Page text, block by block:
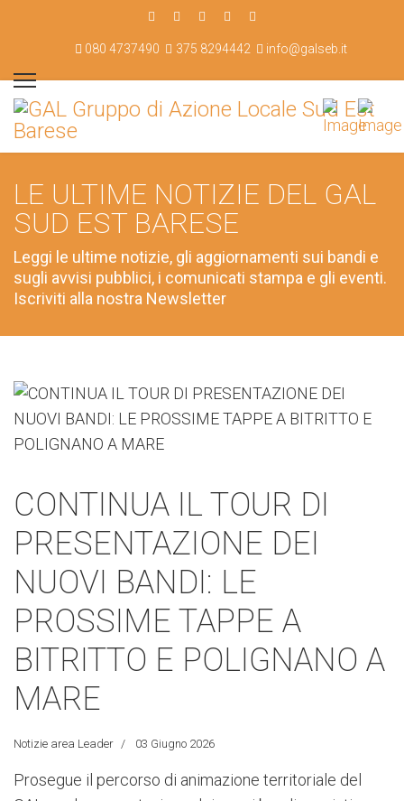
080 4737490 375 8294442 info@galseb.it
LE ULTIME NOTIZIE DEL GAL
SUD EST BARESE
Leggi le ultime notizie, gli aggiornamenti sui bandi e
sugli avvisi pubblici, i comunicati stampa e gli eventi.
Iscriviti alla nostra Newsletter
CONTINUA IL TOUR DI
PRESENTAZIONE DEI
NUOVI BANDI: LE
PROSSIME TAPPE A
BITRITTO E POLIGNANO A
MARE
Notizie area Leader 03 Giugno 2026
Prosegue il percorso di animazione territoriale del